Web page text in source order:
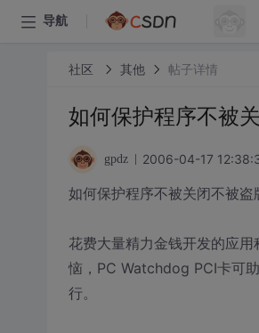
导航
社区 其他 帖子详情
如何保护程序不被
gpdz 2006-04-17
如何保护程序不被关闭不被盗
花费大量精力金钱开发的应
恼，PC Watchdog PCI卡可
行。